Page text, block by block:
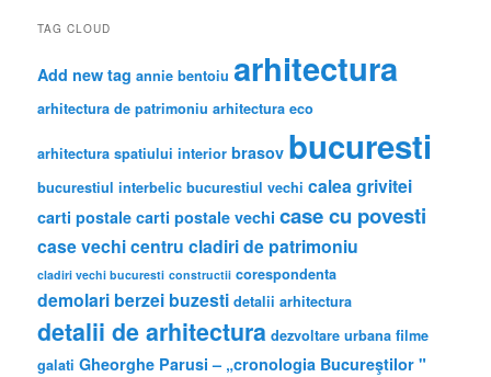
TAG CLOUD
Add new tag annie bentoiu arhitectura
arhitectura de patrimoniu arhitectura eco
arhitectura spatiului interior brasov bucuresti
bucurestiul interbelic bucurestiul vechi calea grivitei
carti postale carti postale vechi case cu povesti
case vechicentru cladiri de patrimoniu
cladiri vechi bucuresti constructii corespondenta
demolari berzei buzesti detalii arhitectura
detalii de arhitectura dezvoltare urbana filme
galati Gheorghe Parusi – „cronologia Bucureştilor "